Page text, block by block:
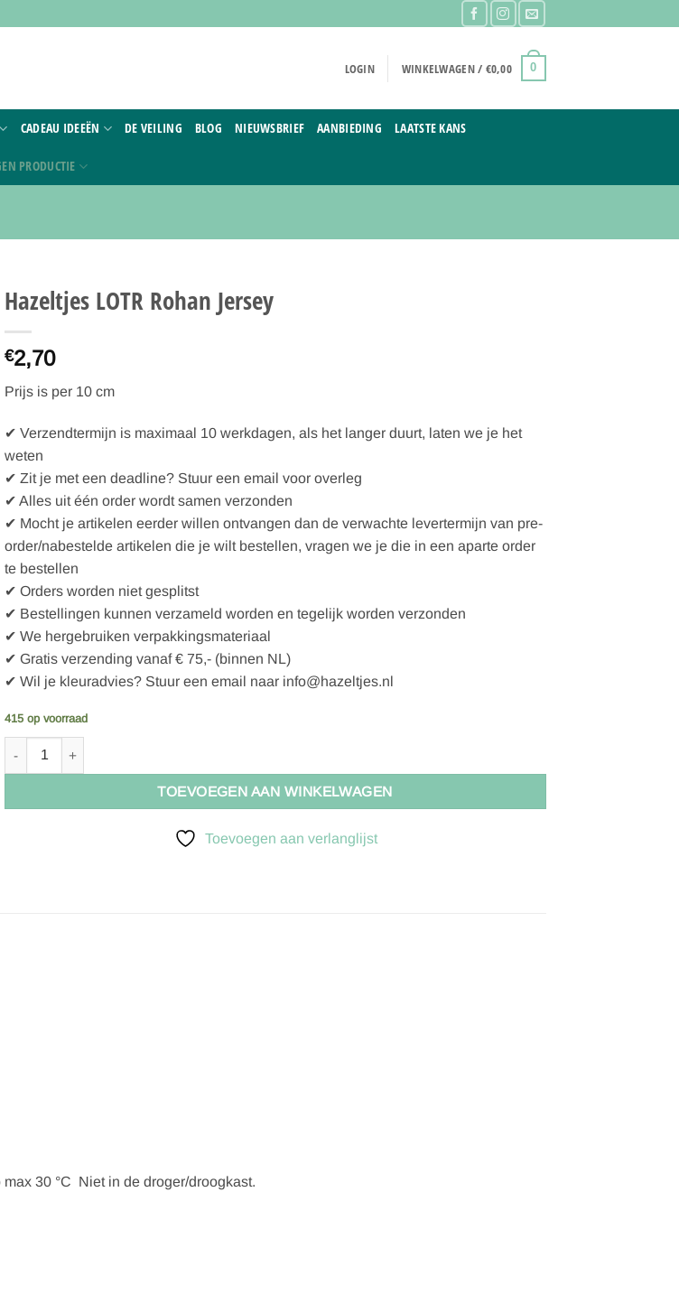
LOGIN WINKELWAGEN / €0,00 0
CADEAU IDEEËN DE VEILING BLOG NIEUWSBRIEF AANBIEDING LAATSTE KANS
PRODUCTIE
Hazeltjes LOTR Rohan Jersey
€2,70
Prijs is per 10 cm
✔ Verzendtermijn is maximaal 10 werkdagen, als het langer duurt, laten we je het
weten
✔ Zit je met een deadline? Stuur een email voor overleg
✔ Alles uit één order wordt samen verzonden
✔ Mocht je artikelen eerder willen ontvangen dan de verwachte levertermijn van pre-
order/nabestelde artikelen die je wilt bestellen, vragen we je die in een aparte order
te bestellen
✔ Orders worden niet gesplitst
✔ Bestellingen kunnen verzameld worden en tegelijk worden verzonden
✔ We hergebruiken verpakkingsmateriaal
✔ Gratis verzending vanaf € 75,- (binnen NL)
✔ Wil je kleuradvies? Stuur een email naar info@hazeltjes.nl
415 op voorraad
Hazeltjes LOTR Rohan Jersey aantal
TOEVOEGEN AAN WINKELWAGEN
Toevoegen aan verlanglijst
30 °C Niet in de droger/droogkast.